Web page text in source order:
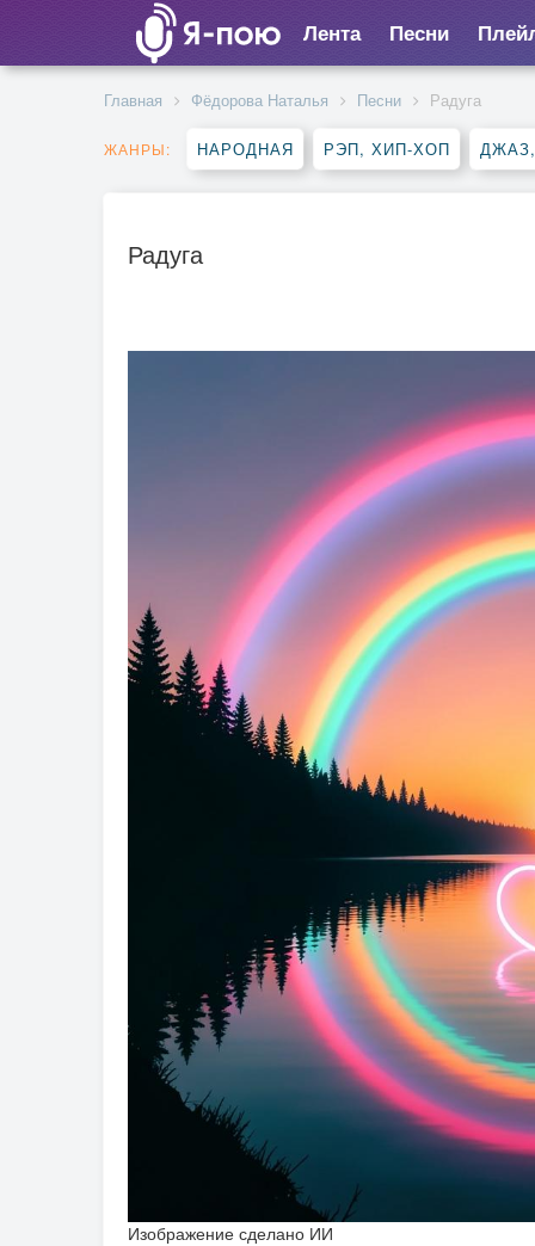
Лента Песни
Главная Фёдорова Наталья Песни Радуга
ЖАНРЫ: НАРОДНАЯ РЭП, ХИП-ХОП
Радуга
Изображение сделано ИИ